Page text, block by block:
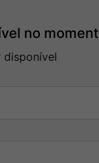
no
disponível